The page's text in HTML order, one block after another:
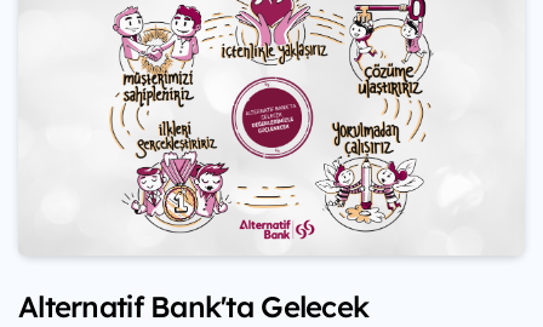
Alternatif Bank'ta Gelecek